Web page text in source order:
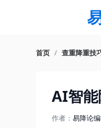
首页 / 查重降重技
AI智能
作者： 易降论